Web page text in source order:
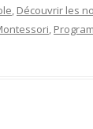
, Découvrir les
,